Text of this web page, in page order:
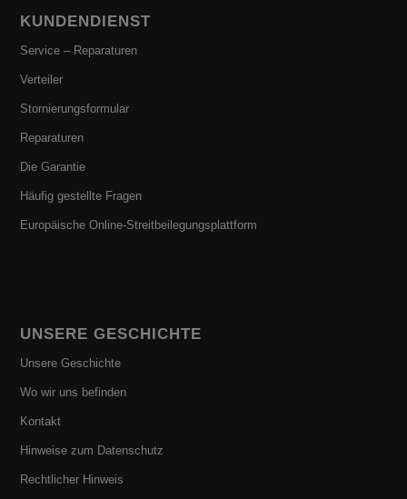
KUNDENDIENST
Service – Reparaturen
Verteiler
Stornierungsformular
Reparaturen
Die Garantie
Häufig gestellte Fragen
Europäische Online-Streitbeilegungsplattform
UNSERE GESCHICHTE
Unsere Geschichte
Wo wir uns befinden
Kontakt
Hinweise zum Datenschutz
Rechtlicher Hinweis